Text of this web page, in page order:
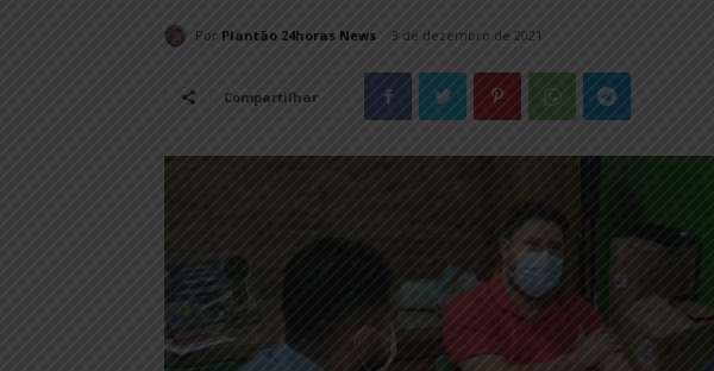
Por Plantão 24horas News 3 de dezembro de 2021
Compartilhar